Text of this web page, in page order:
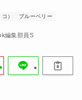
）
ブルーベリー
編集部員S